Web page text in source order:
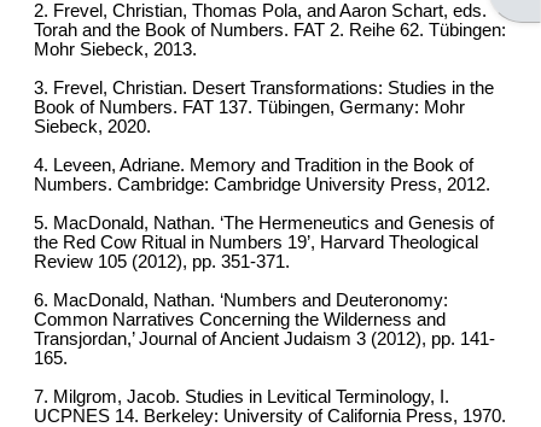
2. Frevel, Christian, Thomas Pola, and Aaron Schart, eds.
Torah and the Book of Numbers. FAT 2. Reihe 62. Tübingen:
Mohr Siebeck, 2013.
3. Frevel, Christian. Desert Transformations: Studies in the
Book of Numbers. FAT 137. Tübingen, Germany: Mohr
Siebeck, 2020.
4. Leveen, Adriane. Memory and Tradition in the Book of
Numbers. Cambridge: Cambridge University Press, 2012.
5. MacDonald, Nathan. ‘The Hermeneutics and Genesis of
the Red Cow Ritual in Numbers 19’, Harvard Theological
Review 105 (2012), pp. 351-371.
6. MacDonald, Nathan. ‘Numbers and Deuteronomy:
Common Narratives Concerning the Wilderness and
Transjordan,’ Journal of Ancient Judaism 3 (2012), pp. 141-
165.
7. Milgrom, Jacob. Studies in Levitical Terminology, I.
UCPNES 14. Berkeley: University of California Press, 1970.